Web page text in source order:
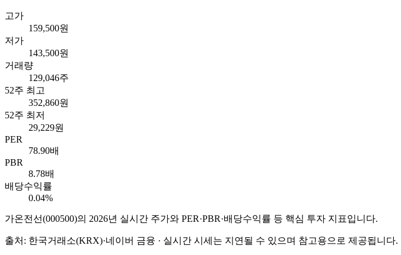
고가
159,500원
저가
143,500원
거래량
129,046주
52주 최고
352,860원
52주 최저
29,229원
PER
78.90배
PBR
8.78배
배당수익률
0.04%
가온전선(000500)의 2026년 실시간 주가와 PER·PBR·배당수익률 등 핵심 투자 지표입니다.
출처: 한국거래소(KRX)·네이버 금융 · 실시간 시세는 지연될 수 있으며 참고용으로 제공됩니다.